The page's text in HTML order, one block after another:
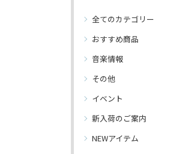
全てのカテゴリー
おすすめ商品
音楽情報
その他
イベント
新入荷のご案内
NEWアイテム